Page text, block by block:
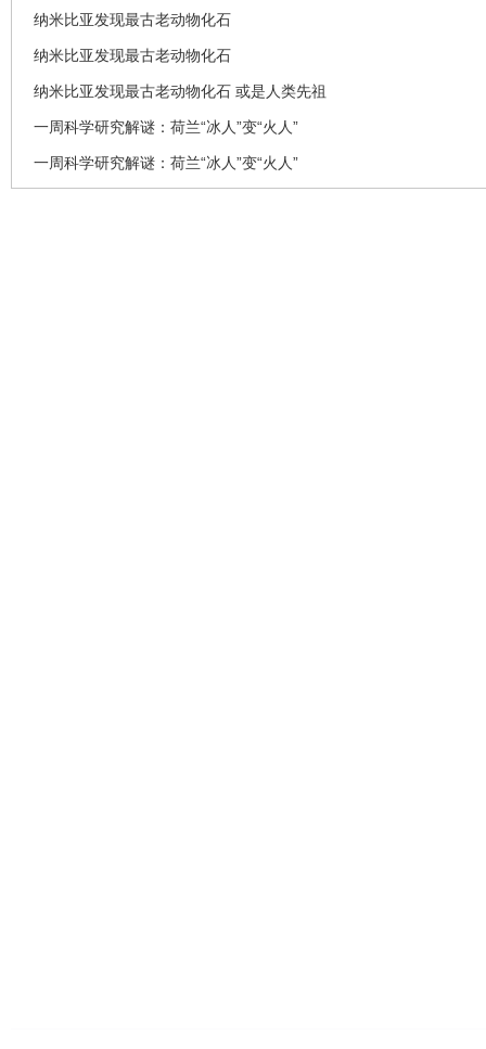
纳米比亚发现最古老动物化石
纳米比亚发现最古老动物化石
纳米比亚发现最古老动物化石 或是人类先祖
一周科学研究解谜：荷兰“冰人”变“火人”
一周科学研究解谜：荷兰“冰人”变“火人”